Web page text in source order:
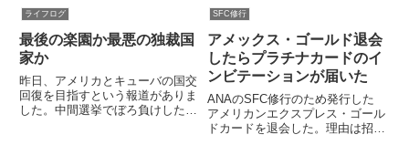
ラウンドです。このためにフェリ
ーのダイヤを変更して座間味島か
ら大選手団が阿嘉島に上陸。慶留
間島民もあわせ集落対抗の熱い闘
い...
エンDS4。2012年６月に納車さ
れ今月でちょうど５年となります
が、車検を通すことなく２月に売
却しました。５年前、個性的...
ライフログ
最後の楽園か最悪の独裁国
家か
昨日、アメリカとキューバの国交
回復を目指すという報道がありま
した。中間選挙でぼろ負けした大
SFC修行
アメックス・ゴールド退会
したらプラチナカードのイ
ンビテーションが届いた
ANAのSFC修行のため発行した
アメリカンエクスプレス・ゴール
ドカードを退会した。理由は招待